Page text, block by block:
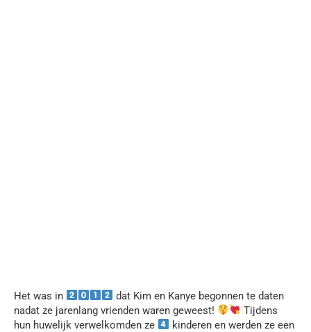
Het was in
dat Kim en Kanye begonnen te daten
nadat ze jarenlang vrienden waren geweest!
Tijdens
hun huwelijk verwelkomden ze
kinderen en werden ze een